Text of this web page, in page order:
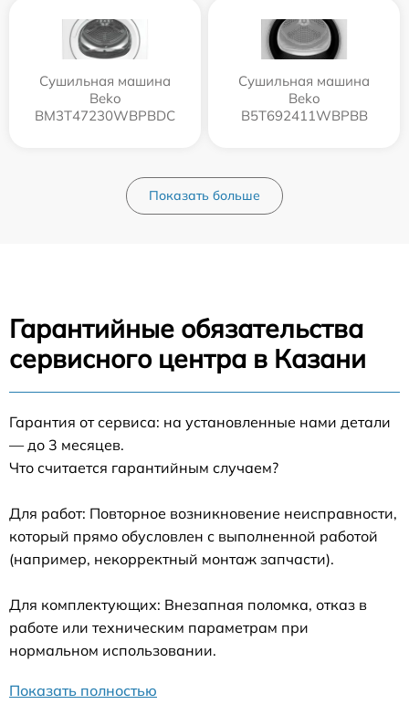
Сушильная машина
Beko
BM3T47230WBPBDC
Сушильная машина
Beko
B5T692411WBPBB
Показать больше
Гарантийные обязательства
сервисного центра в Казани
Гарантия от сервиса: на установленные нами детали
— до 3 месяцев.
Что считается гарантийным случаем?
Для работ: Повторное возникновение неисправности,
который прямо обусловлен с выполненной работой
(например, некорректный монтаж запчасти).
Для комплектующих: Внезапная поломка, отказ в
работе или техническим параметрам при
нормальном использовании.
Показать полностью